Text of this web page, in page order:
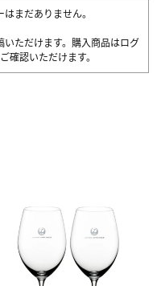
まだありません。
ただけます。購入商品はログ
確認いただけます。